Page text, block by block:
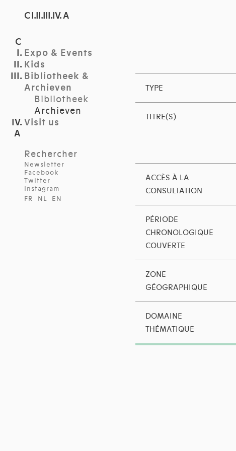
C I.II.III.IV. A
Expo & Events
Kids
Bibliotheek &
Archieven
Bibliotheek
Archieven
Visit us
Rechercher
Newsletter
Facebook
Twitter
Instagram
FR
NL EN
TYPE
TITRE(S)
ACCÈS À LA
CONSULTATION
PÉRIODE
CHRONOLOGIQUE
COUVERTE
ZONE
GÉOGRAPHIQUE
DOMAINE
THÉMATIQUE